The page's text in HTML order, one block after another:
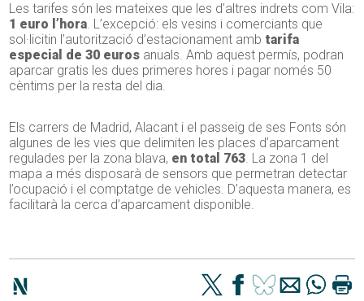
Les tarifes són les mateixes que les d’altres indrets com Vila:
1 euro l’hora. L’excepció: els vesins i comerciants que
sol·licitin l’autorització d’estacionament amb tarifa
especial de 30 euros anuals. Amb aquest permís, podran
aparcar gratis les dues primeres hores i pagar només 50
cèntims per la resta del dia.
Els carrers de Madrid, Alacant i el passeig de ses Fonts són
algunes de les vies que delimiten les places d’aparcament
regulades per la zona blava, en total 763. La zona 1 del
mapa a més disposarà de sensors que permetran detectar
l’ocupació i el comptatge de vehicles. D’aquesta manera, es
facilitarà la cerca d’aparcament disponible.